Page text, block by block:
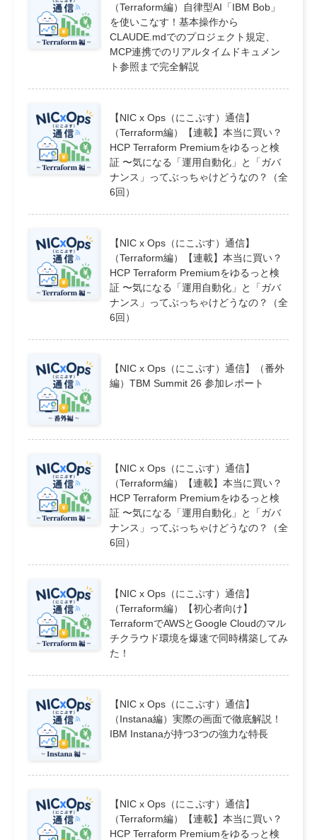
（Terraform編）自律型AI「IBM Bob」
を使いこなす！基本操作から
CLAUDE.mdでのプロジェクト規定、
MCP連携でのリアルタイムドキュメン
ト参照まで完全解説
【NIC x Ops（にこぷす）通信】
（Terraform編）【連載】本当に買い？
HCP Terraform Premiumをゆるっと検
証 〜気になる「運用自動化」と「ガバ
ナンス」ってぶっちゃけどうなの？（全
6回）
【NIC x Ops（にこぷす）通信】
（Terraform編）【連載】本当に買い？
HCP Terraform Premiumをゆるっと検
証 〜気になる「運用自動化」と「ガバ
ナンス」ってぶっちゃけどうなの？（全
6回）
【NIC x Ops（にこぷす）通信】（番外
編）TBM Summit 26 参加レポート
【NIC x Ops（にこぷす）通信】
（Terraform編）【連載】本当に買い？
HCP Terraform Premiumをゆるっと検
証 〜気になる「運用自動化」と「ガバ
ナンス」ってぶっちゃけどうなの？（全
6回）
【NIC x Ops（にこぷす）通信】
（Terraform編）【初心者向け】
TerraformでAWSとGoogle Cloudのマル
チクラウド環境を爆速で同時構築してみ
た！
【NIC x Ops（にこぷす）通信】
（Instana編）実際の画面で徹底解説！
IBM Instanaが持つ3つの強力な特長
【NIC x Ops（にこぷす）通信】
（Terraform編）【連載】本当に買い？
HCP Terraform Premiumをゆるっと検